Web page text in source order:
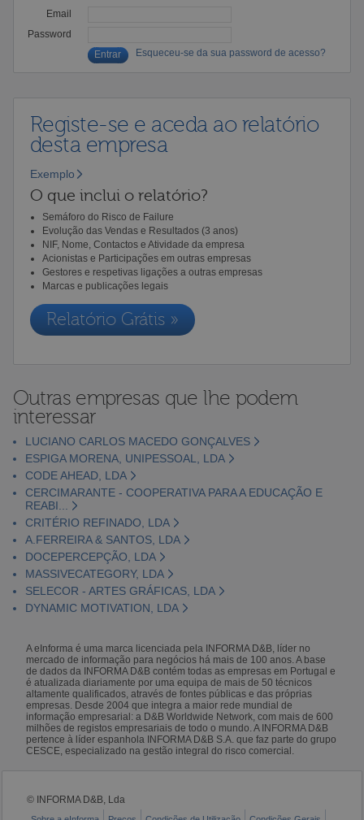
Email
Password
Esqueceu-se da sua password de acesso?
Registe-se e aceda ao relatório
desta empresa
Exemplo
O que inclui o relatório?
Semáforo do Risco de Failure
Evolução das Vendas e Resultados (3 anos)
NIF, Nome, Contactos e Atividade da empresa
Acionistas e Participações em outras empresas
Gestores e respetivas ligações a outras empresas
Marcas e publicações legais
Relatório Grátis »
Outras empresas que lhe podem
interessar
LUCIANO CARLOS MACEDO GONÇALVES
ESPIGA MORENA, UNIPESSOAL, LDA
CODE AHEAD, LDA
CERCIMARANTE - COOPERATIVA PARA A EDUCAÇÃO E
REABI...
CRITÉRIO REFINADO, LDA
A.FERREIRA & SANTOS, LDA
DOCEPERCEPÇÃO, LDA
MASSIVECATEGORY, LDA
SELECOR - ARTES GRÁFICAS, LDA
DYNAMIC MOTIVATION, LDA
A eInforma é uma marca licenciada pela INFORMA D&B, líder no
mercado de informação para negócios há mais de 100 anos. A base
de dados da INFORMA D&B contém todas as empresas em Portugal e
é atualizada diariamente por uma equipa de mais de 50 técnicos
altamente qualificados, através de fontes públicas e das próprias
empresas. Desde 2004 que integra a maior rede mundial de
informação empresarial: a D&B Worldwide Network, com mais de 600
milhões de registos empresariais de todo o mundo. A INFORMA D&B
pertence à líder espanhola INFORMA D&B S.A. que faz parte do grupo
CESCE, especializado na gestão integral do risco comercial.
© INFORMA D&B, Lda